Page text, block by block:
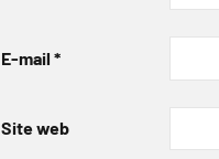
E-mail *
Site web